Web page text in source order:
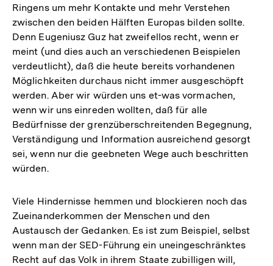
Ringens um mehr Kontakte und mehr Verstehen
zwischen den beiden Hälften Europas bilden sollte.
Denn Eugeniusz Guz hat zweifellos recht, wenn er
meint (und dies auch an verschiedenen Beispielen
verdeutlicht), daß die heute bereits vorhandenen
Möglichkeiten durchaus nicht immer ausgeschöpft
werden. Aber wir würden uns et-was vormachen,
wenn wir uns einreden wollten, daß für alle
Bedürfnisse der grenzüberschreitenden Begegnung,
Verständigung und Information ausreichend gesorgt
sei, wenn nur die geebneten Wege auch beschritten
würden.
Viele Hindernisse hemmen und blockieren noch das
Zueinanderkommen der Menschen und den
Austausch der Gedanken. Es ist zum Beispiel, selbst
wenn man der SED-Führung ein uneingeschränktes
Recht auf das Volk in ihrem Staate zubilligen will,